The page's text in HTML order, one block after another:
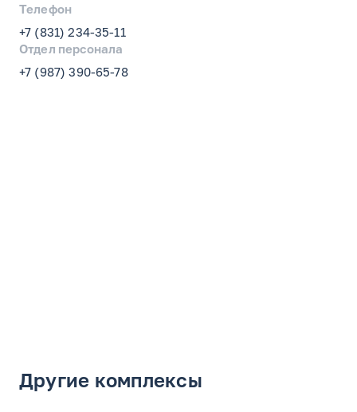
Телефон
+7 (831) 234-35-11
Отдел персонала
+7 (987) 390-65-78
Другие комплексы